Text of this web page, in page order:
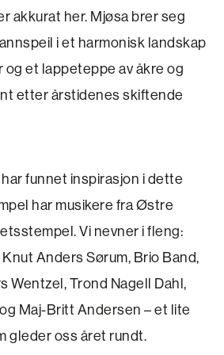
akkurat her. Mjøsa brer seg
i et harmonisk landskap
og et lappeteppe av åkre og
etter årstidenes skiftende
funnet inspirasjon i dette
har musikere fra Østre
Vi nevner i fleng:
Anders Sørum, Brio Band,
Wentzel, Trond Nagell Dahl,
Maj-Britt Andersen – et lite
gleder oss året rundt.